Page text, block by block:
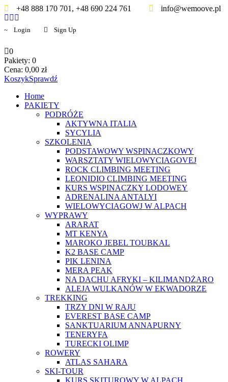
+48 888 170 701, +48 690 224 761 info@wemoove.pl
Login Sign Up
0
Pakiety: 0
Cena: 0,00 zł
KoszykSprawdź
Home
PAKIETY
PODRÓŻE
AKTYWNA ITALIA
SYCYLIA
SZKOLENIA
PODSTAWOWY WSPINACZKOWY
WARSZTATY WIELOWYCIAGOVEJ
ROCK CLIMBING MEETING
LEONIDIO CLIMBING MEETING
KURS WSPINACZKY LODOWEY
ADRENALINA ANTALYI
WIELOWYCIAGOWJ W ALPACH
WYPRAWY
ARARAT
MT KENYA
MAROKO JEBEL TOUBKAL
K2 BASE CAMP
PIK LENINA
MERA PEAK
NA DACHU AFRYKI – KILIMANDŻARO
ALEJA WULKANÓW W EKWADORZE
TREKKING
TRZY DNI W RAJU
EVEREST BASE CAMP
SANKTUARIUM ANNAPURNY
TENERYFA
TURECKI OLIMP
ROWERY
ATLAS SAHARA
SKI-TOUR
KURS SKITUROWY W ALPACH